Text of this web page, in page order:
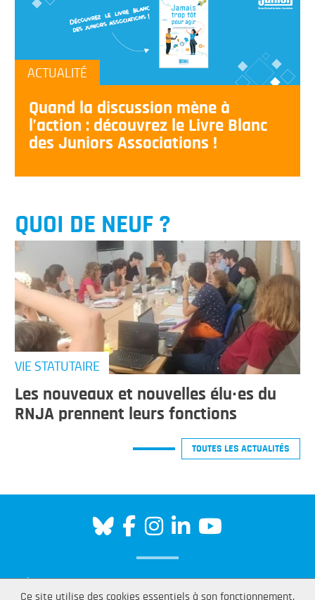
Ce site utilise des cookies essentiels à son fonctionnement.
ACTUALITÉ
Quand la discussion mène à
l’action : découvrez le Livre Blanc
des Juniors Associations !
QUOI DE NEUF ?
VIE STATUTAIRE
Les nouveaux et nouvelles élu·es du
RNJA prennent leurs fonctions
TOUTES LES ACTUALITÉS